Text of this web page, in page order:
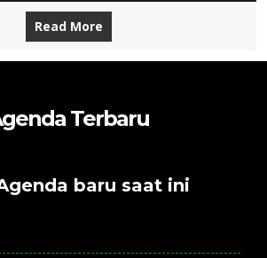
Read More
Terbaru
baru saat ini